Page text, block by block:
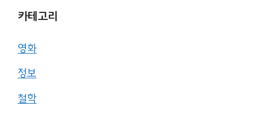
카테고리
영화
정보
철학